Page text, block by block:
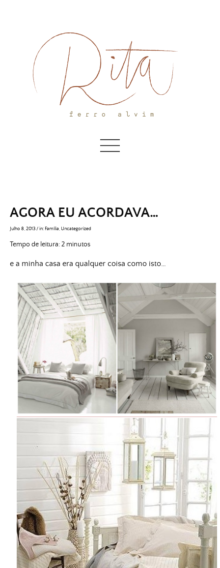
AGORA EU ACORDAVA…
Julho 8, 2013/in: Família Uncategorized
Tempo de leitura:2 minutos
e a minha casa era qualquer coisa como isto…